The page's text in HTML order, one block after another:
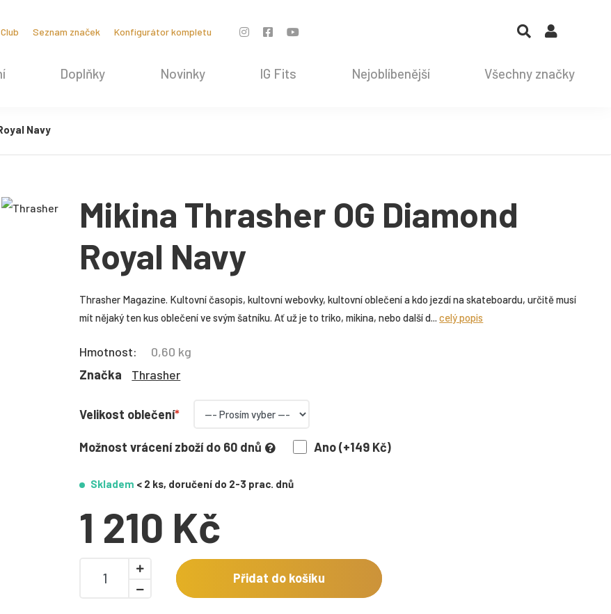
Seznam značek Konfigurátor kompletu
Doplňky Novinky IG Fits Nejoblíbenější Všechny značky
Navy
Mikina Thrasher OG Diamond
Royal Navy
Thrasher Magazine. Kultovní časopis, kultovní webovky, kultovní oblečení a kdo jezdí na skateboardu, určitě musí
mít nějaký ten kus oblečení ve svým šatníku. Ať už je to triko, mikina, nebo další d...celý popis
Hmotnost:
0,60 kg
Značka
Thrasher
Velikost oblečení
Možnost vrácení zboží do 60 dnů Ano (+149 Kč)
Skladem < 2 ks, doručení do 2-3 prac. dnů
1 210 Kč
Přidat do košíku